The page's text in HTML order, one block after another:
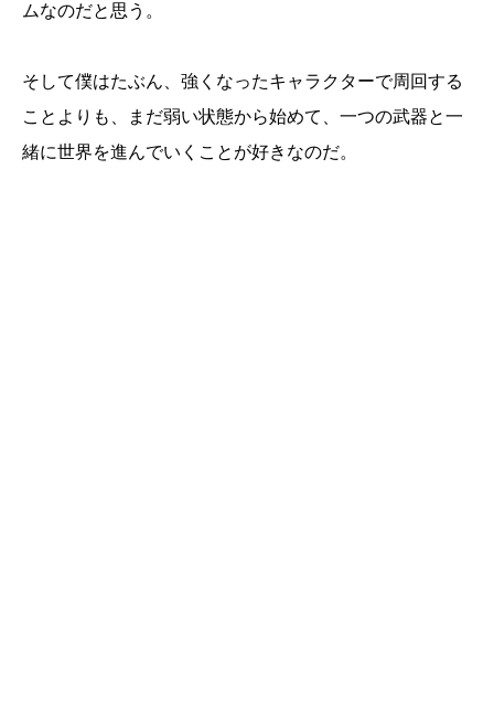
ムなのだと思う。
そして僕はたぶん、強くなったキャラクターで周回する
ことよりも、まだ弱い状態から始めて、一つの武器と一
緒に世界を進んでいくことが好きなのだ。